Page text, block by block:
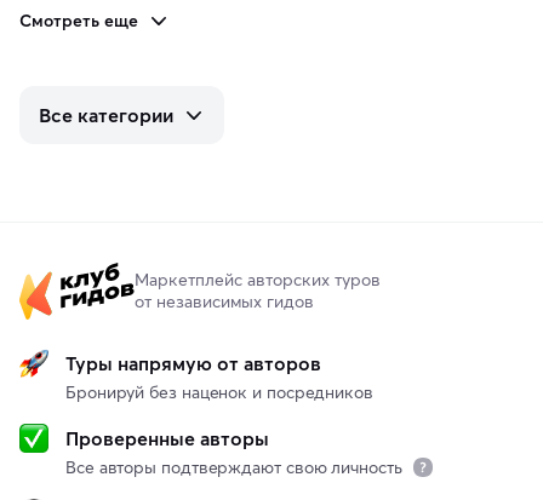
Смотреть еще
Все категории
Маркетплейс авторских туров
от независимых гидов
Туры напрямую от авторов
Бронируй без наценок и посредников
Проверенные авторы
Все авторы подтверждают свою личность